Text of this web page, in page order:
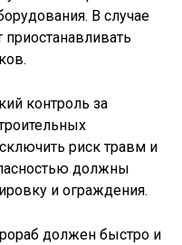
В случае
контроль за
риск травм и
должны
и ограждения.
должен быстро и